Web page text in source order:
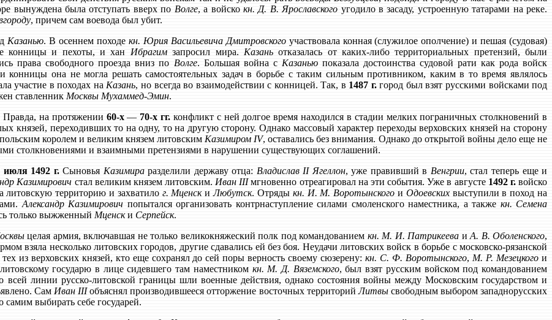
вынуждена была отступать вверх по Волге, а войско кн. Д. В. Ярославского угодило в засаду, устроенную татарами на реке.
, причем сам воевода был убит.
Казанью. В осеннем походе кн. Юрия Васильевича Дмитровскогоучаствовала конная (служилое ополчение) и пешая (судовая)
конницы и пехоты, и хан Ибрагимзапросил мира. Казаньотказалась от каких-либо территориальных претензий, были
права свободного проезда вниз по Волге. Большая война с Казаньюпоказала достоинства судовой рати как рода войск
конницы она не могла решать самостоятельных задач в борьбе с таким сильным противником, каким в то время являлось
участие в походах на Казань, но всегда во взаимодействии с конницей. Так, в 1487 г.город был взят русскими войсками под
ставленник Москвы Мухаммед-Эмин.
Правда, на протяжении 60-х—70-х гг. конфликт с ней долгое время находился в стадии мелких пограничных столкновений в
князей, переходивших то на одну, то на другую сторону. Однако массовый характер переходы верховских князей на сторону
королем и великим князем литовским Казимиром IV, оставались без внимания. Однако до открытой войны дело еще не
столкновениями и взаимными претензиями в нарушении существующих соглашений.
июля 1492 г.Сыновья Казимираразделили державу отца: Владислав II Ягеллон, уже правивший в Венгрии, стал теперь еще и
Казимирович стал великим князем литовским. Иван IIIмгновенно отреагировал на эти события. Уже в августе 1492 г.войско
литовскую территорию и захватило г. МценскиЛюбутск. Отряды кн. И. М. Воротынского и Одоевскихвыступили в поход на
Александр Казимирович попытался организовать контрнаступление силами смоленского наместника, а также кн. Семена
только выжженный Мценски Серпейск.
целая армия, включавшая не только великокняжеский полк под командованием кн. М. И. Патрикеева иА. В. Оболенского,
взяла несколько литовских городов, другие сдавались ей без боя. Неудачи литовских войск в борьбе с московско-рязанской
из верховских князей, кто еще сохранял до сей поры верность своему сюзерену:кн. С. Ф. Воротынского, М. Р. Мезецкого и
государю в лице сидевшего там наместником кн. М. Д. Вяземского, был взят русским войском под командованием
всей линии русско-литовской границы шли военные действия, однако состояния войны между Московским государством и
Сам Иван IIIобъяснял производившееся отторжение восточных территорийЛитвысвободным выбором западнорусских
выбирать себе государей.